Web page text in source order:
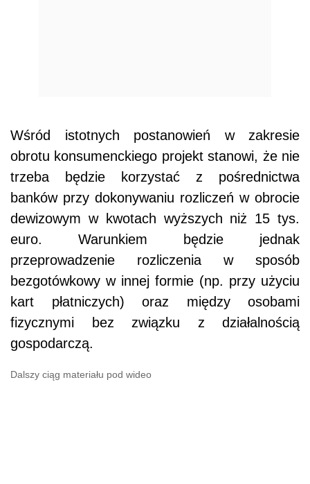
Wśród istotnych postanowień w zakresie
obrotu konsumenckiego projekt stanowi, że nie
trzeba będzie korzystać z pośrednictwa
banków przy dokonywaniu rozliczeń w obrocie
dewizowym w kwotach wyższych niż 15 tys.
euro. Warunkiem będzie jednak
przeprowadzenie rozliczenia w sposób
bezgotówkowy w innej formie (np. przy użyciu
kart płatniczych) oraz między osobami
fizycznymi bez związku z działalnością
gospodarczą.
Dalszy ciąg materiału pod wideo